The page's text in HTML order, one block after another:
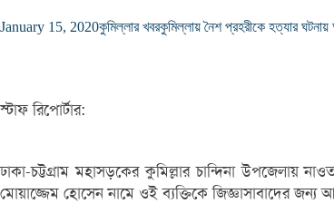
January 15, 2020কুমিল্লার খবরকুমিল্লায় নৈশ প্রহরীকে হত্যার
স্টাফ রিপোর্টার:
ঢাকা-চট্টগ্রাম মহাসড়কের কুমিল্লার চান্দিনা
মোয়াজ্জেম হোসেন নামে ওই ব্যক্তিকে জিজ্ঞাসাবাদের